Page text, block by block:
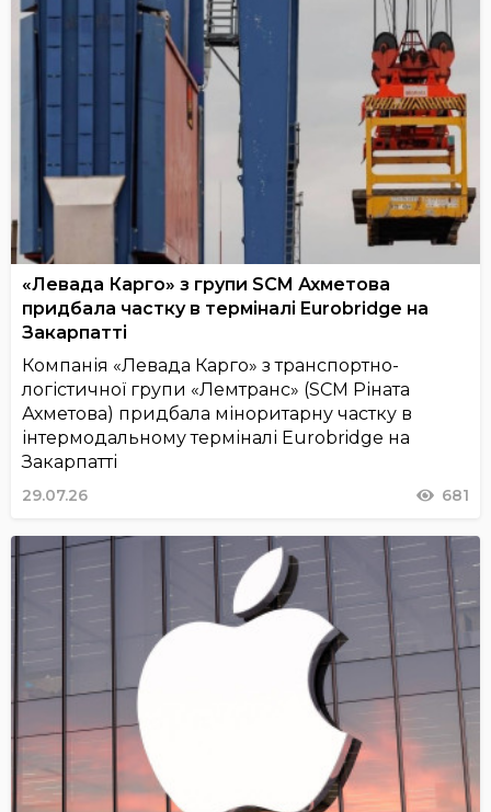
«Левада Карго» з групи SCM Ахметова
придбала частку в терміналі Eurobridge на
Закарпатті
Компанія «Левада Карго» з транспортно-
логістичної групи «Лемтранс» (SCM Ріната
Ахметова) придбала міноритарну частку в
інтермодальному терміналі Eurobridge на
Закарпатті
29.07.26 681